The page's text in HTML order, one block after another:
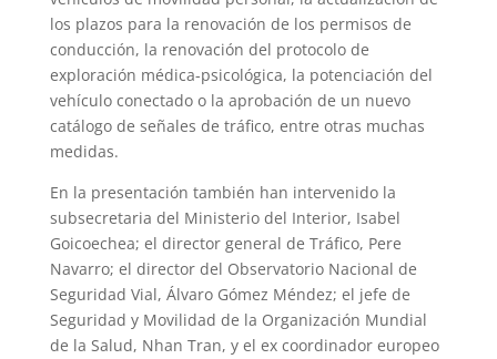
los plazos para la renovación de los permisos de
conducción, la renovación del protocolo de
exploración médica-psicológica, la potenciación del
vehículo conectado o la aprobación de un nuevo
catálogo de señales de tráfico, entre otras muchas
medidas.
En la presentación también han intervenido la
subsecretaria del Ministerio del Interior, Isabel
Goicoechea; el director general de Tráfico, Pere
Navarro; el director del Observatorio Nacional de
Seguridad Vial, Álvaro Gómez Méndez; el jefe de
Seguridad y Movilidad de la Organización Mundial
de la Salud, Nhan Tran, y el ex coordinador europeo